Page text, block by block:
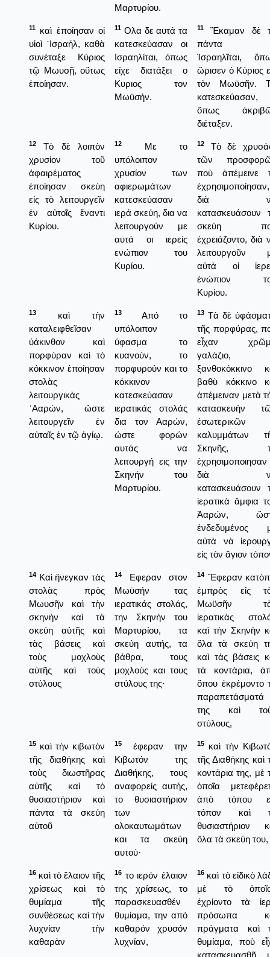
Μαρτυρίου.
11
καὶ ἐποίησαν οἱ
υἱοὶ ᾿Ισραήλ, καθὰ
συνέταξε Κύριος
τῷ Μωυσῇ, οὕτως
ἐποίησαν.
11 Ολα δε αυτά τα
κατεσκεύασαν οι
Ισραηλίται, όπως
είχε διατάξει ο
Κυριος τον
Μωϋσήν.
11
Ἔκαμαν δὲ
πάντα
Ἰσραηλῖται,
ὥρισεν ὁ Κύριος
τὸν Μωϋσῆν.
κατεσκεύασαν,
ὅπως
διέταξεν.
12
Τὸ δὲ λοιπὸν
χρυσίον τοῦ
ἀφαιρέματος
ἐποίησαν σκεύη
εἰς τὸ λειτουργεῖν
ἐν αὐτοῖς ἔναντι
Κυρίου.
12
Με το
υπόλοιπον
χρυσίον των
αφιερωμάτων
κατεσκεύασαν
ιερά σκεύη, δια να
λειτουργούν με
αυτά οι ιερείς
ενώπιον του
Κυρίου.
12
Τὸ δὲ
τῶν
ποὺ ἀπέμεινε
ἐχρησιμοποίησαν,
διὰ
κατασκευάσουν
σκεύη
ἐχρειάζοντο, διὰ
λειτουργοῦν
αὐτὰ οἱ
ἐνώπιον
Κυρίου.
13
καὶ τὴν
καταλειφθεῖσαν
ὑάκινθον καὶ
πορφύραν καὶ τὸ
κόκκινον ἐποίησαν
στολὰς
λειτουργικὰς
᾿Ααρών, ὥστε
λειτουργεῖν ἐν
αὐταῖς ἐν τῷ ἁγίῳ.
13
Από το
υπόλοιπον
ύφασμα το
κυανούν, το
πορφυρούν και το
κόκκινον
κατεσκεύασαν
ιερατικάς στολάς
δια τον Ααρών,
ώστε φορών
αυτάς να
λειτουργή εις την
Σκηνήν του
Μαρτυρίου.
13 Τὰ δὲ
τῆς πορφύρας,
εἶχαν
γαλάζιο,
ξανθοκόκκινο
βαθὺ κόκκινο
ἀπέμειναν μετὰ
κατασκευὴν
ἐσωτερικῶν
καλυμμάτων
Σκηνῆς,
ἐχρησιμοποιησαν
διὰ
κατασκευάσουν
ἱερατικὰ ἄμφια
Ἀαρών,
ἐνδεδυμένος
αὐτὰ νὰ
εἰς τὸν ἅγιον
14 Καὶ ἤνεγκαν τὰς
στολὰς πρὸς
Μωυσῆν καὶ τὴν
σκηνὴν καὶ τὰ
σκεύη αὐτῆς καὶ
τὰς βάσεις καὶ
τοὺς μοχλοὺς
αὐτῆς καὶ τοὺς
στύλους
14
Εφεραν στον
Μωϋσήν τας
ιερατικάς στολάς,
την Σκηνήν του
Μαρτυρίου, τα
σκεύη αυτής, τα
βάθρα, τους
μοχλούς και τους
στύλους της·
14 Ἔφεραν
ἐμπρὸς εἰς
Μωϋσῆν
ἱερατικὰς
καὶ τὴν Σκηνὴν
ὅλα τὰ σκεύη
καὶ τὰς βάσεις
τὰ κοντάρια,
ὅπου ἐκρέμοντο
παραπετάσματά
της καὶ
στύλους,
15 καὶ τὴν κιβωτὸν
τῆς διαθήκης καὶ
τοὺς διωστῆρας
αὐτῆς καὶ τὸ
θυσιαστήριον καὶ
πάντα τὰ σκεύη
αὐτοῦ
15
έφεραν την
Κιβωτόν της
Διαθήκης, τους
αναφορείς αυτής,
το θυσιαστήριον
των
ολοκαυτωμάτων
και τα σκεύη
αυτού·
15
καὶ τὴν
τῆς Διαθήκης καὶ
κοντάρια της, μὲ
ὁποῖα
ἀπὸ τόπου
τόπον καὶ
θυσιαστήριον
ὅλα τὰ σκεύη του,
16 καὶ τὸ ἔλαιον τῆς
χρίσεως καὶ τὸ
θυμίαμα τῆς
συνθέσεως καὶ τὴν
λυχνίαν τὴν
καθαρὰν
16 το ιερόν έλαιον
της χρίσεως, το
παρασκευασθέν
θυμίαμα, την από
καθαρόν χρυσόν
λυχνίαν,
16 καὶ τὸ εἰδικὸ
μὲ τὸ
ἐχρίοντο τὰ
πρόσωπα
πράγματα καὶ
θυμίαμα, ποὺ
κατασκευασθῆ